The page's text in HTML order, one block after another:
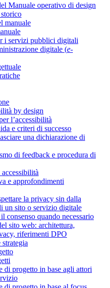
Manuale operativo di design
manuale
i servizi pubblici digitali
digitale (e-
by design
l’accessibilità
e criteri di successo
una dichiarazione di
di feedback e procedura di
e approfondimenti
la privacy sin dalla
un sito o servizio digitale
consenso quando necessario
sito web: architettura,
riferimenti DPO
di progetto in base agli attori